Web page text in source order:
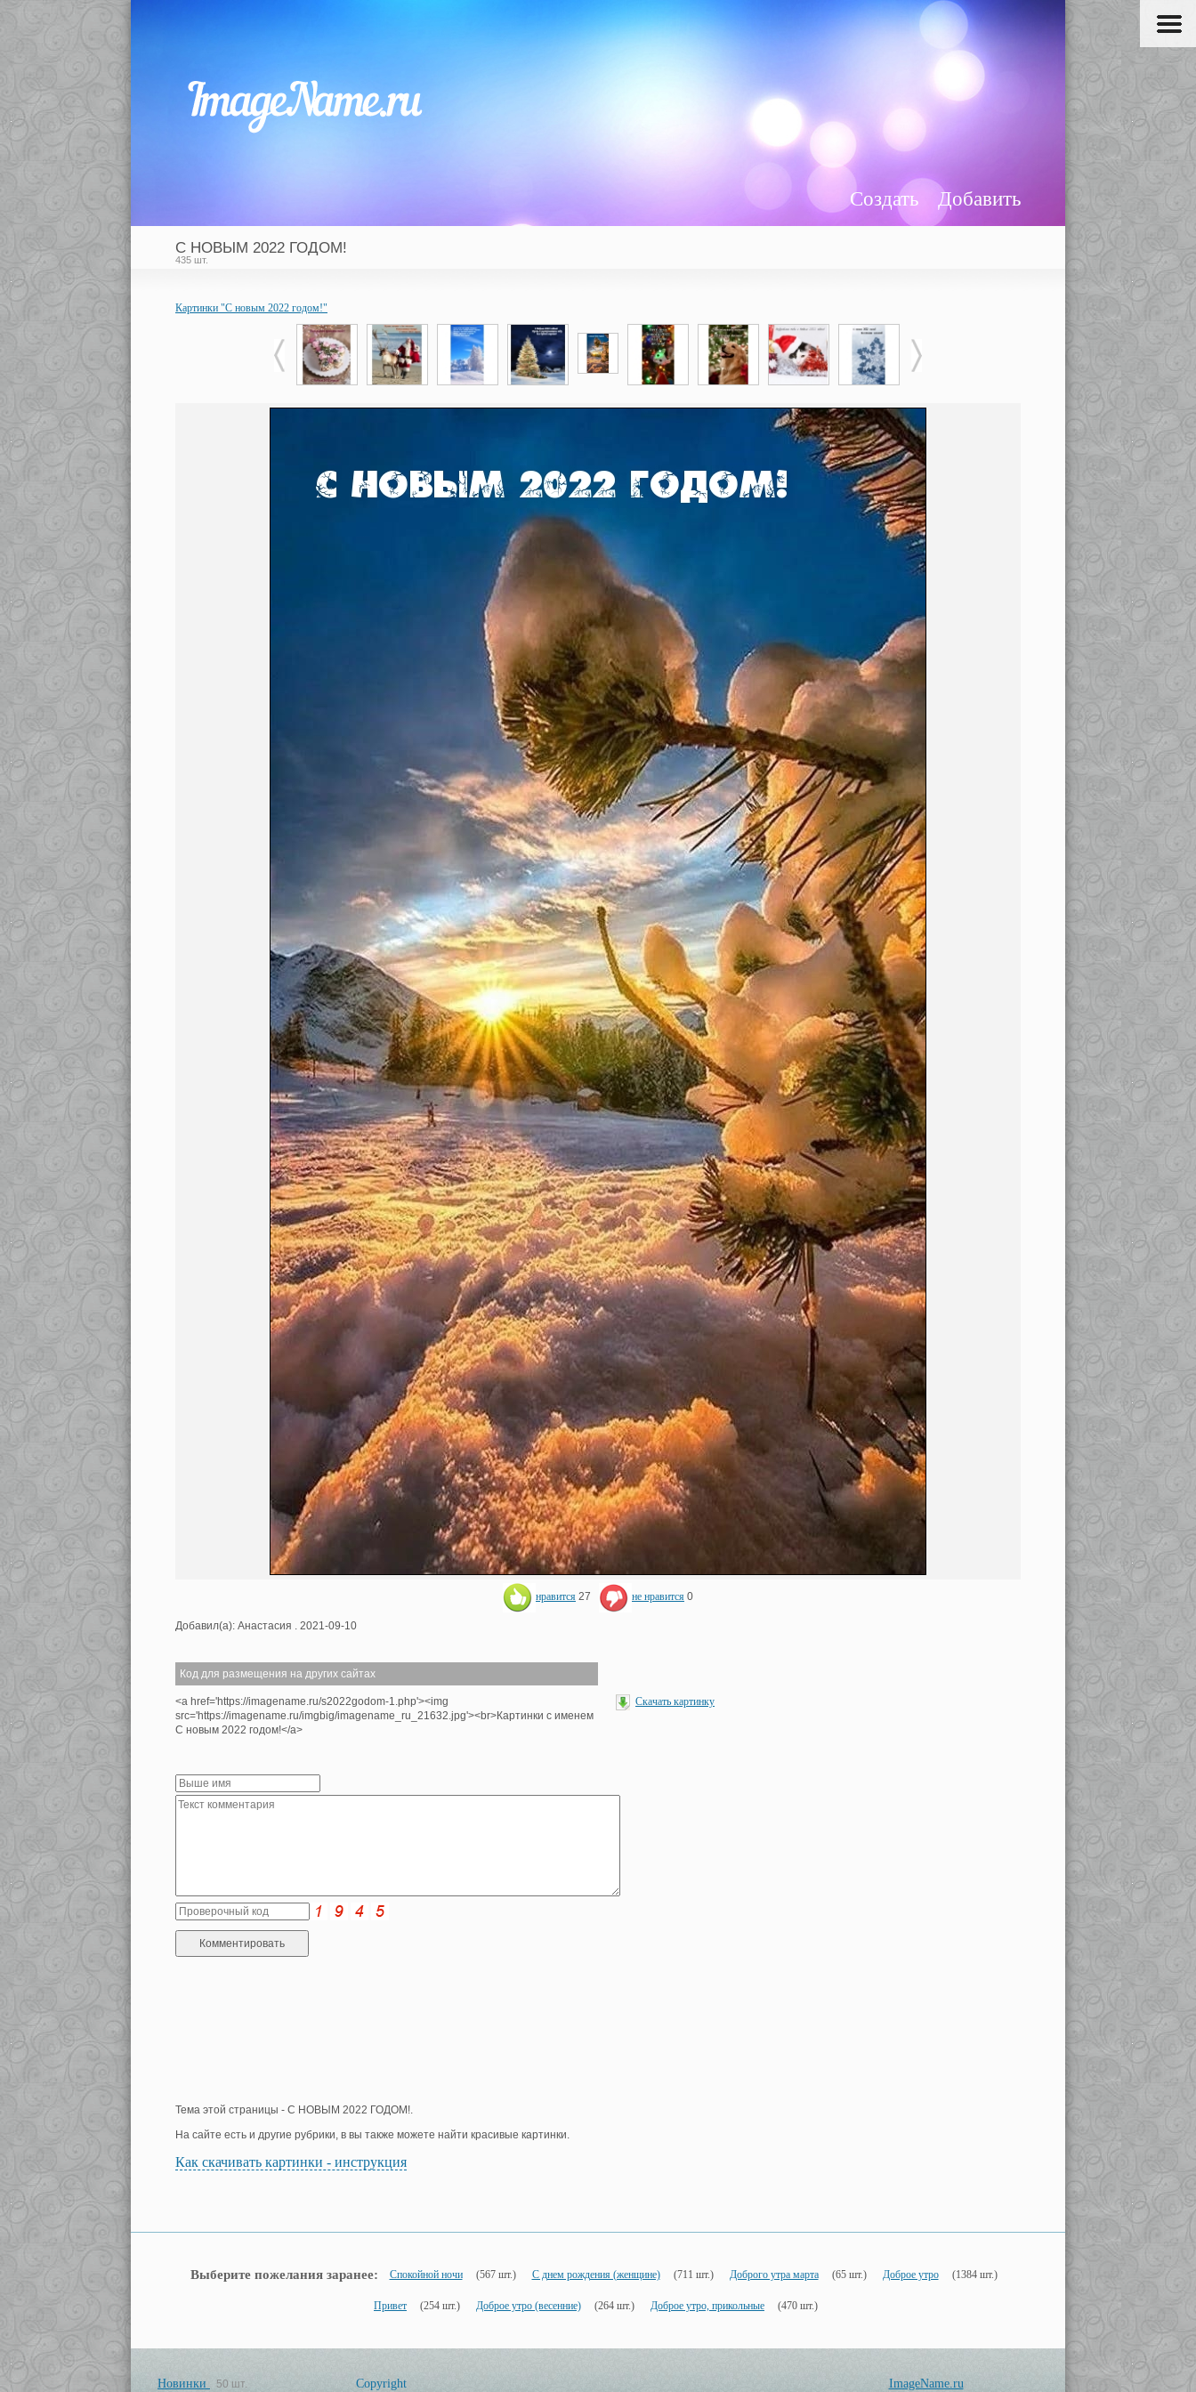
Добавить
Создать
С НОВЫМ 2022 ГОДОМ!
435 шт.
Картинки "С новым 2022 годом!"
нравится 27 не нравится 0
Добавил(а): Анастасия . 2021-09-10
Код для размещения на других сайтах
<a href='https://imagename.ru/s2022godom-1.php'><img
src='https://imagename.ru/imgbig/imagename_ru_21632.jpg'><br>Картинки с именем
С новым 2022 годом!</a>
Скачать картинку
Тема этой страницы - С НОВЫМ 2022 ГОДОМ!.
На сайте есть и другие рубрики, в вы также можете найти красивые картинки.
Как скачивать картинки - инструкция
Выберите пожелания заранее: Спокойной ночи (567 шт.) С днем рождения (женщине) (711 шт.) Доброго утра марта (65 шт.) Доброе утро (1384 шт.)
Привет (254 шт.) Доброе утро (весенние) (264 шт.) Доброе утро, прикольные (470 шт.)
Новинки 50 шт. Copyright ImageName.ru